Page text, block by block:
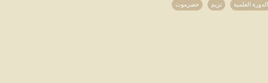
الدورة العلمية تريم حضرموت